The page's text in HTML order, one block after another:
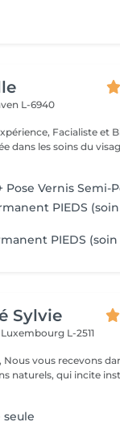
L-6940
Facialiste et
dans les soins du
Pose Vernis
PIEDS
PIEDS
Sylvie
Luxembourg L-2511
naturels, qui incite
seule